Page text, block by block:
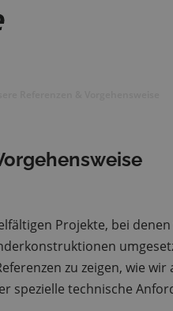
Projekte, bei
zu zeigen, wie
spezielle technische